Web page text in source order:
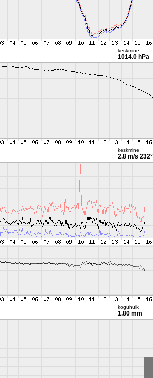
keskmine
1014.0 hPa
keskmine
2.8 m/s 232°
koguhulk
1.80 mm